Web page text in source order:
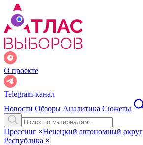
О проекте
Telegram-канал
Новости Обзоры Аналитика Сюжеты
Прессинг ×Ненецкий автономный округ
Республика ×